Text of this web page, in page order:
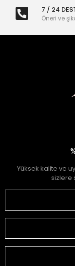
7 / 24
Öneri ve
Yüksek kalite ve
sizlere